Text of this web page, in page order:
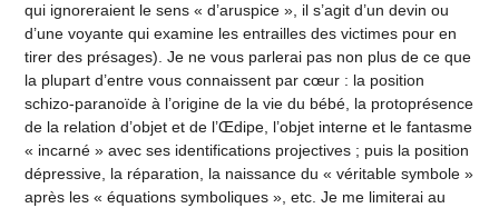
qui ignoreraient le sens « d’aruspice », il s’agit d’un devin ou
d’une voyante qui examine les entrailles des victimes pour en
tirer des présages). Je ne vous parlerai pas non plus de ce que
la plupart d’entre vous connaissent par cœur : la position
schizo-paranoïde à l’origine de la vie du bébé, la protoprésence
de la relation d’objet et de l’Œdipe, l’objet interne et le fantasme
« incarné » avec ses identifications projectives ; puis la position
dépressive, la réparation, la naissance du « véritable symbole »
après les « équations symboliques », etc. Je me limiterai au